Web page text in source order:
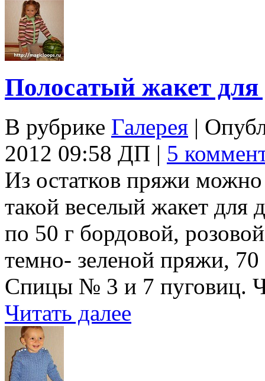
Полосатый жакет для
В рубрике Галерея |
2012 09:58 ДП | 5
Из остатков пряжи можно
такой веселый жакет для
по 50 г бордовой,
темно- зеленой пряжи, 70
Спицы № 3 и 7 пуговиц.
Читать далее